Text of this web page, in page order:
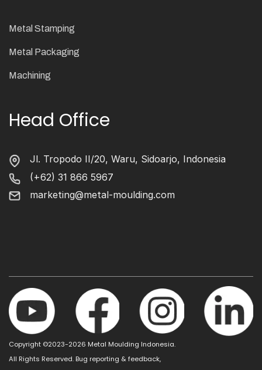
Metal Stamping
Metal Packaging
Machining
Head Office
Jl. Tropodo II/20, Waru, Sidoarjo, Indonesia
(+62) 31 866 5967
marketing@metal-moulding.com
Copyright ©2023-2026 Metal Moulding Indonesia.
All Rights Reserved. Bug reporting & feedback,